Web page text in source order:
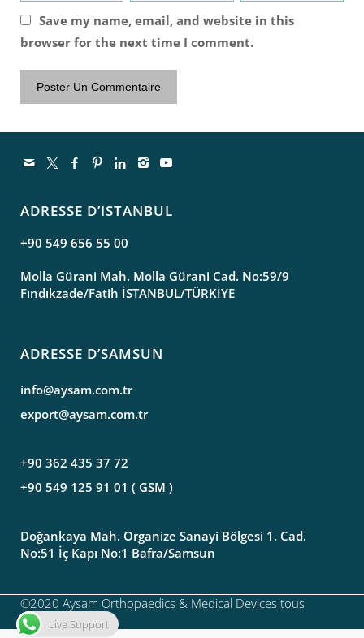
Save my name, email, and website in this
browser for the next time I comment.
ADRESSE D’ISTANBUL
+90 549 656 55 00
Molla Gürani Mah. Molla Gürani Cad. No:59/9
Fındıkzade/Fatih İSTANBUL/TÜRKİYE
ADRESSE D’SAMSUN
info@aysam.com.tr
export@aysam.com.tr
+90 362 435 37 72
+90 549 125 91 01 ( GSM )
Doğankaya Mah. Organize Sanayi Bölgesi 1. Cad.
No:51 İç Kapı No:1 Bafra/Samsun
©️2020 Aysam Orthopaedics & Medical Devices tous
droits réservés.
Live Support